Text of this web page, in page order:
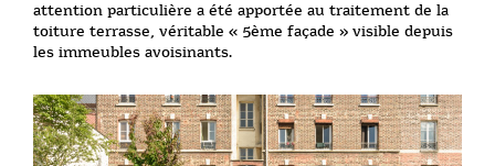
attention particulière a été apportée au traitement de la
toiture terrasse, véritable « 5ème façade » visible depuis
les immeubles avoisinants.